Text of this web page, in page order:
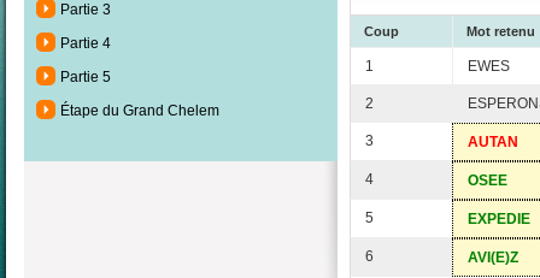
Partie 3
Partie 4
Partie 5
Étape du Grand Chelem
Coup Mot retenu
1 EWES
2
3 AUTAN
4 OSEE
5 EXPEDIE
6 AVI(E)Z